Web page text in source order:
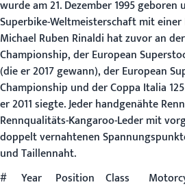
wurde am 21. Dezember 1995
Superbike-Weltmeisterschaft mit einer
Michael Ruben Rinaldi hat zuvor an
Championship, der European
(die er 2017 gewann), der European
Championship und der Coppa Italia
er 2011 siegte. Jeder handgenähte
Rennqualitäts-Kangaroo-Leder mit
doppelt vernahtenen
und Taillennaht.
#
Year Position Class